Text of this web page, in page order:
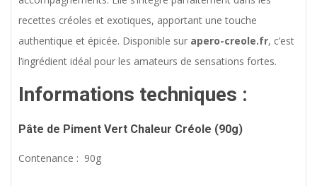
recettes créoles et exotiques, apportant une touche
authentique et épicée. Disponible sur apero-creole.fr, c’est
l’ingrédient idéal pour les amateurs de sensations fortes.
Informations techniques :
Pâte de Piment Vert Chaleur Créole (90g)
Contenance : 90g